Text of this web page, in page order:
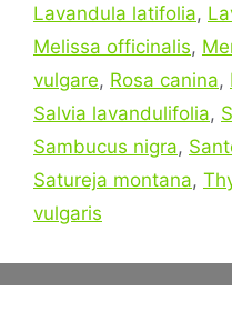
Lavandula latifolia,
Melissa officinalis,
vulgare, Rosa canina,
Salvia lavandulifolia,
Sambucus nigra,
Satureja montana,
vulgaris